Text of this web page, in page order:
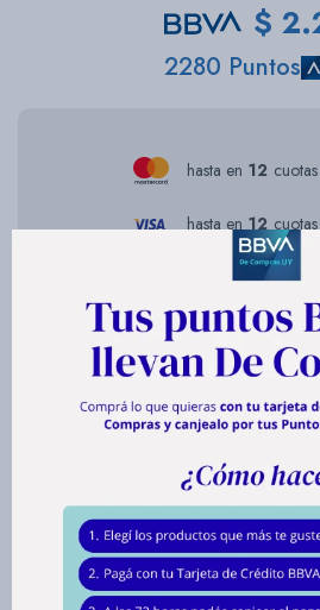
$
2280 Puntos
hasta en 12
hasta en 12
Envíos
Medios de
Productos que te